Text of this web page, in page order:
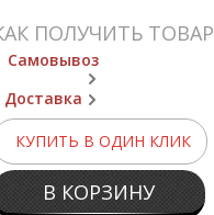
ПОЛУЧИТЬ ТОВАР
Самовывоз
Доставка
КУПИТЬ В ОДИН КЛИК
В КОРЗИНУ